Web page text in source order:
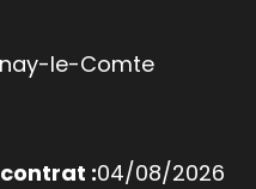
le-Comte
:04/08/2026